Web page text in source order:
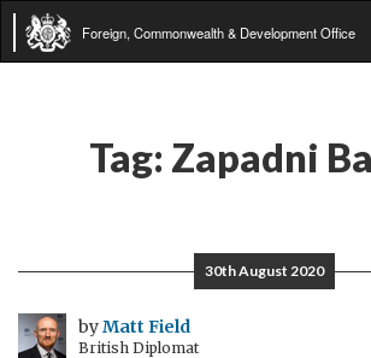
Foreign, Commonwealth & Development Office
Tag: Zapadni
30th August 2020
byMatt Field
British Diplomat